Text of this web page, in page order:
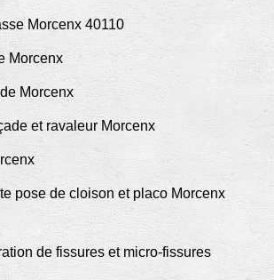
Morcenx 40110
Morcenx
Morcenx
et ravaleur Morcenx
pose de cloison et placo Morcenx
de fissures et micro-fissures